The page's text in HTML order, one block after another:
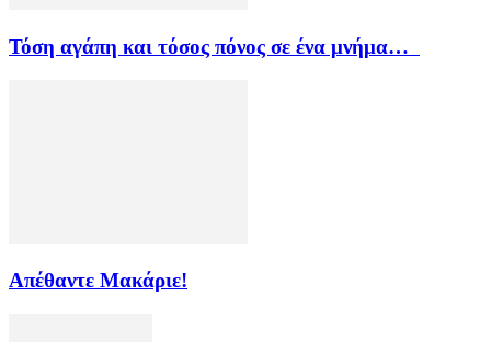
Τόση αγάπη και τόσος πόνος σε ένα μνήμα…
Απέθαντε Μακάριε!